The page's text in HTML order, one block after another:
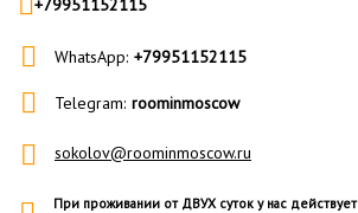
+79951152115
WhatsApp: +79951152115
Telegram: roominmoscow
sokolov@roominmoscow.ru
При проживании от ДВУХ суток у нас